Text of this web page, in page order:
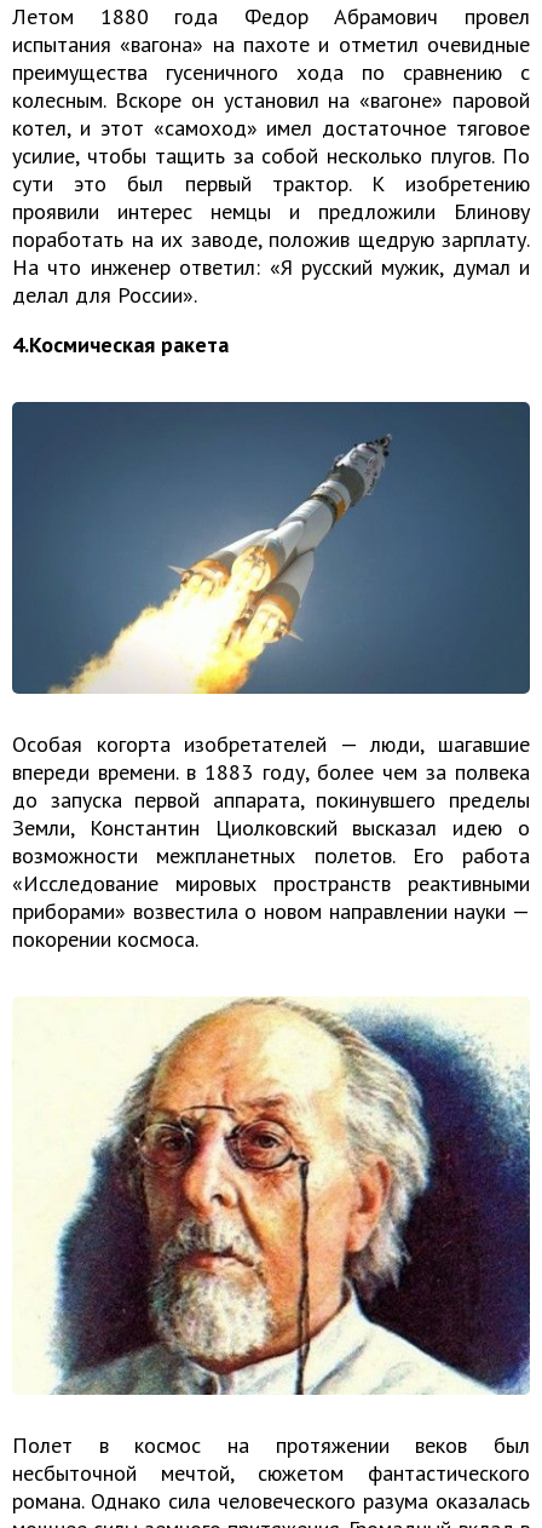
Летом 1880 года Федор Абрамович провел
испытания «вагона» на пахоте и отметил очевидные
преимущества гусеничного хода по сравнению с
колесным. Вскоре он установил на «вагоне» паровой
котел, и этот «самоход» имел достаточное тяговое
усилие, чтобы тащить за собой несколько плугов. По
сути это был первый трактор. К изобретению
проявили интерес немцы и предложили Блинову
поработать на их заводе, положив щедрую зарплату.
На что инженер ответил: «Я русский мужик, думал и
делал для России».
4.Космическая ракета
Особая когорта изобретателей — люди, шагавшие
впереди времени. в 1883 году, более чем за полвека
до запуска первой аппарата, покинувшего пределы
Земли, Константин Циолковский высказал идею о
возможности межпланетных полетов. Его работа
«Исследование мировых пространств реактивными
приборами» возвестила о новом направлении науки —
покорении космоса.
Полет в космос на протяжении веков был
несбыточной мечтой, сюжетом фантастического
романа. Однако сила человеческого разума оказалась